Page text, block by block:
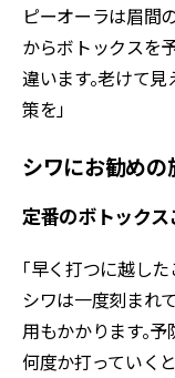
ピーオーラは眉間
からボトックスを
違います。老けて
策を」
シワにお勧めの
定番のボトック
「早く打つに越し
シワは一度刻まれ
用もかかります。
何度か打っていく